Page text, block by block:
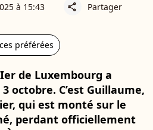
à 15:43 share Partager
préférées
de Luxembourg a
octobre. C’est Guillaume,
qui est monté sur le
perdant officiellement